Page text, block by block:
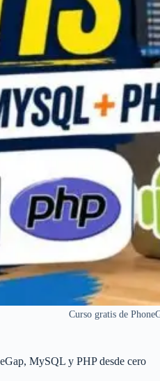
Curso gratis de
MySQL y PHP desde cero